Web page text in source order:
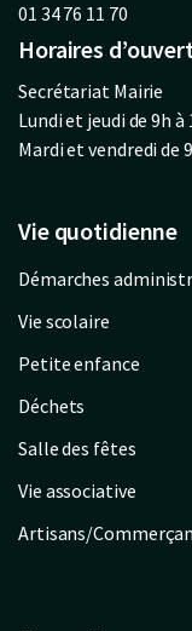
01 34 76 11 70
Horaires
Secrétariat Mairie
Lundi et jeudi de 9h à
Mardi et vendredi de
Vie quotidienne
Démarches
Vie scolaire
Petite enfance
Déchets
Salle des fêtes
Vie associative
Artisans/